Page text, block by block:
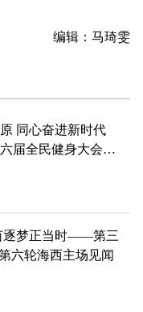
编辑：马琦雯
同心奋进新时代
届全民健身大会
逐梦正当时——第三
六轮海西主场见闻